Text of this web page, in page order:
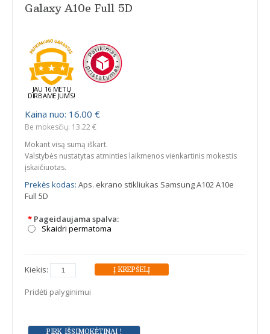
Galaxy A10e Full 5D
JAU 16 METŲ
DIRBAME JUMS!
Kaina nuo: 16.00 €
Be mokesčių: 13.22 €
Mokant visą sumą iškart.
Valstybės nustatytas atminties laikmenos vienkartinis mokestis
įskaičiuotas.
Prekės kodas: Aps. ekrano stikliukas Samsung A102 A10e
Full 5D
* Pageidaujama spalva:
Skaidri permatoma
Kiekis:
Pridėti palyginimui